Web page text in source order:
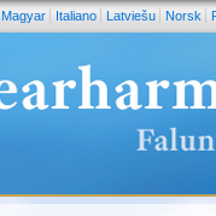
Magyar Italiano Latviešu Norsk